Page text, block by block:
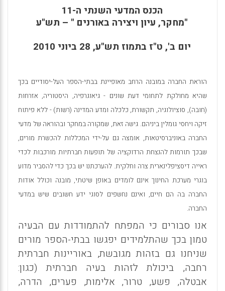
הכנס המדעי השנתי ה-11
"מחקר, עיון ויצירה באורנים " – תש"ע
יום ב', ט"ז בתמוז תש"ע, 28 ביוני 2010
הוראת החברה במובנה הרחב מאופיינת בבתי-הספר העל-יסודיים בכך
שהיא מחולקת לתחומי דעת שונים - גיאוגרפיה, היסטוריה, אזרחות
(חובה), סוציולוגיה, תקשורת, כלכלה ומדע המדינה (רשות) - ללא פיתוח
זיקה ויחסי גומלין ביניהם. גישה זאת, שמקורה במחקר ובהוראה של מדעי
החברה באוניברסיטאות, אומצה גם על-ידי המכללות להכשרת מורים,
שבכך תורמות להנצחת הרדוקציה של תופעות חברתיות מורכבות לכדי
ראייה דיסציפלינארית צרה וחלקית. להערכתנו יש בכך כדי להסביר מדוע
בוגרי מערכת החינוך אינם לומדים באופן שיטתי, מובנה וכולל אודות
החברה בה הם חיים, ואינם נחשפים לסוגי ידע חשובים שיש במדעי
החברה.
אנו סבורים כי המפתח להתמודדות עם הבעיה
טמון בכך שהתלמידים יפגשו בבתי-הספר מורים
שניחנו גם בזהות מגובשת, באוריינות חברתית
רחבה, ביכולת לזהות בעיה חברתית (כגון:
אבטלה, פשע, טרור, אלימות, פערים, הדרה,